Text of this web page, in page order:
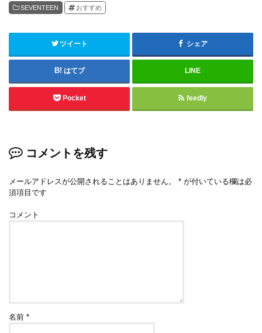
SEVENTEEN おすすめ
ツイート シェア
はてブ LINE
Pocket feedly
コメントを残す
メールアドレスが公開されることはありません。 * が付いている欄は必
須項目です
コメント
名前*